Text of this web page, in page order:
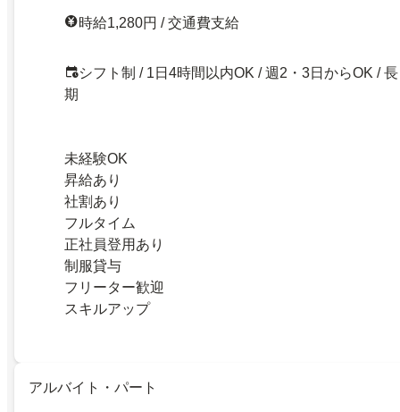
時給1,280円 / 交通費支給
シフト制 / 1日4時間以内OK / 週2・3日からOK / 長
期
未経験OK
昇給あり
社割あり
フルタイム
正社員登用あり
制服貸与
フリーター歓迎
スキルアップ
アルバイト・パート